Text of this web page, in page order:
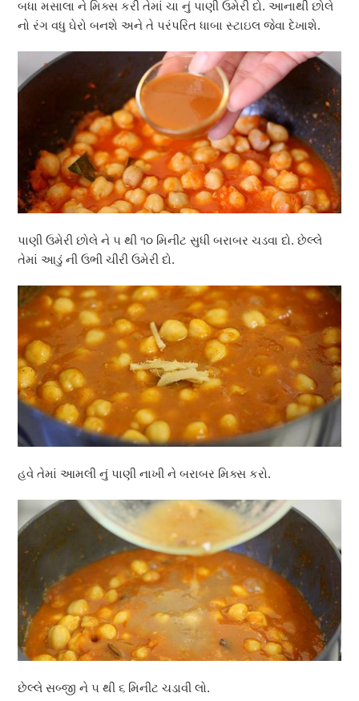
બધા મસાલા ને મિક્સ કરી તેમાં ચા નું પાણી ઉમેરી દો. આનાથી છોલે
નો રંગ વધુ ઘેરો બનશે અને તે પરંપરિત ધાબા સ્ટાઇલ જેવા દેખાશે.
પાણી ઉમેરી છોલે ને ૫ થી ૧૦ મિનીટ સુધી બરાબર ચડવા દો. છેલ્લે
તેમાં આડું ની ઉભી ચીરી ઉમેરી દો.
હવે તેમાં આમલી નું પાણી નાખી ને બરાબર મિક્સ કરો.
છેલ્લે સબ્જી ને ૫ થી ૬ મિનીટ ચડાવી લો.